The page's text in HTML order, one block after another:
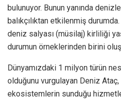
bulunuyor. Bunun yanında
balıkçılıktan etkilenmiş
deniz salyası (müsilaj) kirliliği
durumun örneklerinden birini
Dünyamızdaki 1 milyon türün
olduğunu vurgulayan Deniz Ataç,
ekosistemlerin sunduğu